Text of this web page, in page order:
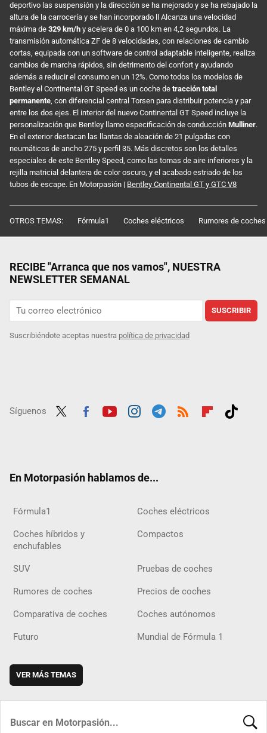
deportivo las suspensión y la dirección se ha mejorado y se ha rebajado la
altura de la carrocería y se han incorporado ll Alcanza una velocidad
máxima de 329 km/h y acelera de 0 a 100 km en 4,2 segundos. La
transmisión automática ZF de 8 velocidades, con relaciones de cambio
cortas, equipada con un software de control adaptable inteligente, realiza
cambios de marcha rápidos, sin detrimento del confort y ayudando
además a reducir el consumo en un 12%. Como todos los modelos de
Bentley el Continental GT Speed es un coche de tracción total
permanente, con diferencial central Torsen para distribuir potencia y par
entre los dos ejes. El interior del nuevo Continental GT Speed incluye la
personalización que Bentley llamo especificación de conducción Mulliner.
En el exterior destacan las llantas de aleación de 21 pulgadas con
neumáticos de ancho 275 y perfil 35. Más discretos son los detalles
especiales de este Bentley Speed, como las tomas de aire inferiores y la
rejilla matricial delantera de color oscuro, y el acabado estriado de los
tubos de escape. En Motorpasión | Bentley Continental GT y GTC V8
OTROS TEMAS: Fórmula1 Coches eléctricos Rumores de coches
RECIBE "Arranca que nos vamos", NUESTRA
NEWSLETTER SEMANAL
SUSCRIBIR
Suscribiéndote aceptas nuestra política de privacidad
Síguenos
En Motorpasión hablamos de...
Fórmula1 Coches eléctricos
Coches híbridos y
enchufables
Compactos
SUV Pruebas de coches
Rumores de coches Precios de coches
Comparativa de coches Coches autónomos
Futuro Mundial de Fórmula 1
VER MÁS TEMAS